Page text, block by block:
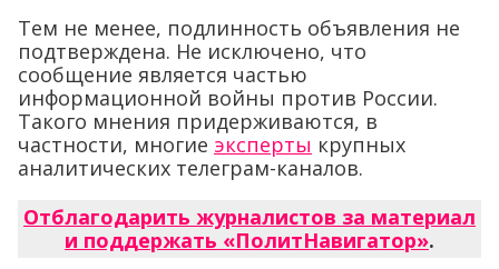
Тем не менее, подлинность объявления не
подтверждена. Не исключено, что
сообщение является частью
информационной войны против России.
Такого мнения придерживаются, в
частности, многие эксперты крупных
аналитических телеграм-каналов.
Отблагодарить журналистов за материал
и поддержать «ПолитНавигатор».